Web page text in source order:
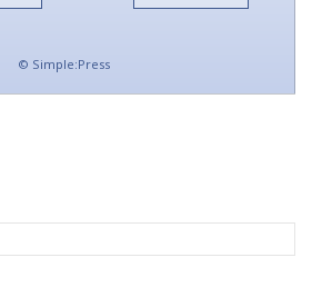
© Simple:Press